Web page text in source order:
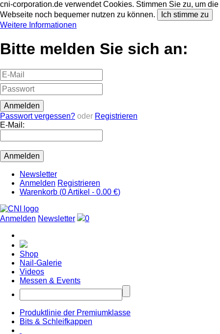
cni-corporation.de verwendet Cookies. Stimmen Sie zu, um die
Webseite noch bequemer nutzen zu können.
Ich stimme zu
Weitere Informationen
Bitte melden Sie sich an:
Passwort vergessen? oder Registrieren
E-Mail:
Newsletter
Anmelden Registrieren
Warenkorb (0Artikel - 0.00 €)
Anmelden Newsletter 0
Shop
Nail-Galerie
Videos
Messen & Events
Produktlinie der Premiumklasse
Bits & Schleifkappen